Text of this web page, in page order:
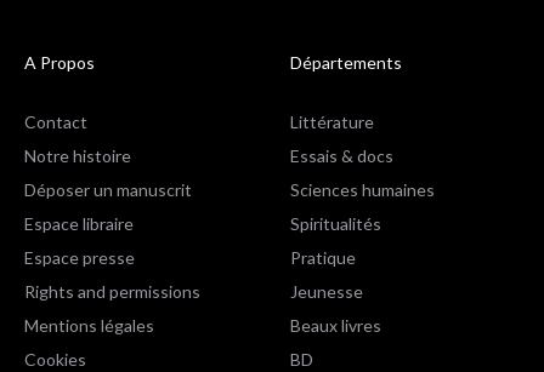
A Propos
Contact
Notre histoire
Déposer un manuscrit
Espace libraire
Espace presse
Rights and permissions
Mentions légales
Cookies
Départements
Littérature
Essais & docs
Sciences humaines
Spiritualités
Pratique
Jeunesse
Beaux livres
BD